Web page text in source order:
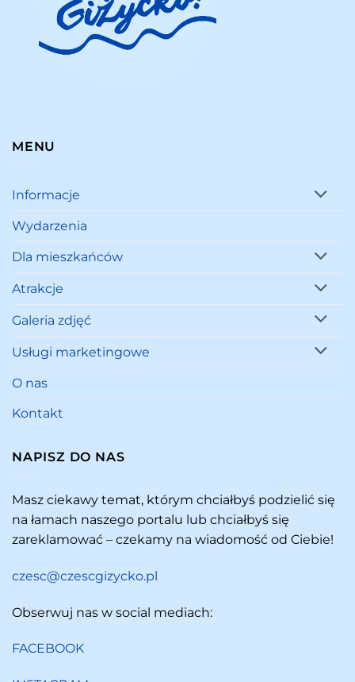
MENU
Informacje
Wydarzenia
Dla mieszkańców
Atrakcje
Galeria zdjęć
Usługi marketingowe
O nas
Kontakt
NAPISZ DO NAS
Masz ciekawy temat, którym chciałbyś podzielić się
na łamach naszego portalu lub chciałbyś się
zareklamować – czekamy na wiadomość od Ciebie!
czesc@czescgizycko.pl
Obserwuj nas w social mediach:
FACEBOOK